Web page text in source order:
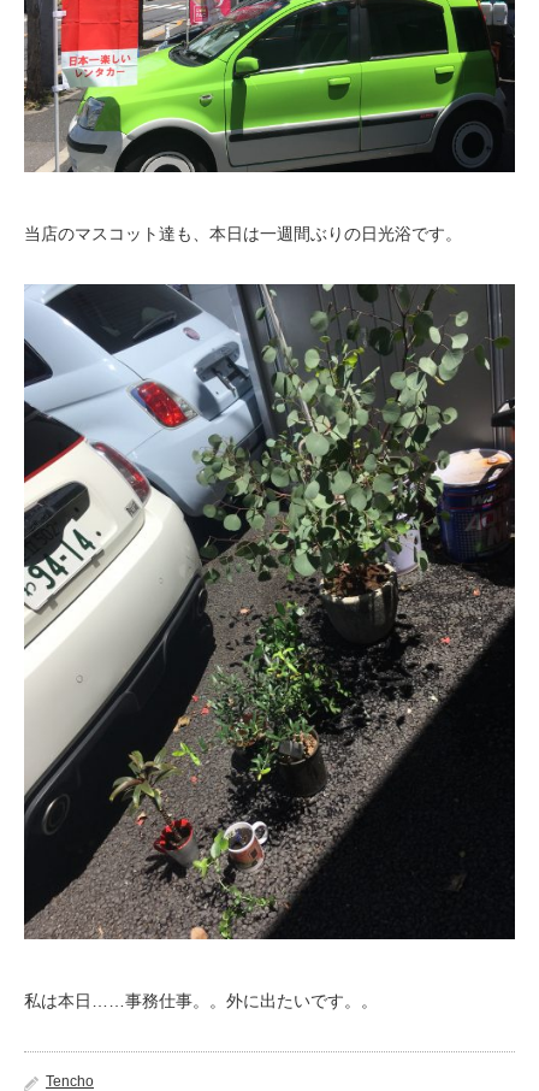
当店のマスコット達も、本日は一週間ぶりの日光浴です。
私は本日……事務仕事。。外に出たいです。。
Tencho